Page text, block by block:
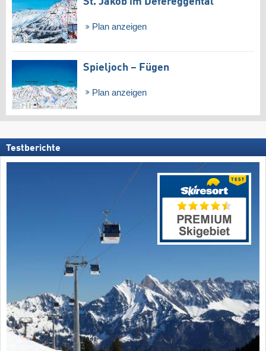
Plan anzeigen
Spieljoch – Fügen
Plan anzeigen
Testberichte